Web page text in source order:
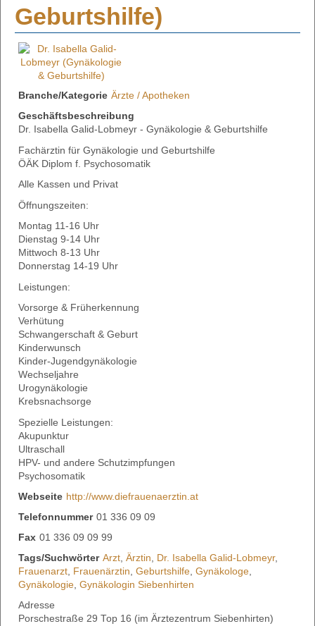
Geburtshilfe)
Branche/Kategorie Ärzte / Apotheken
Geschäftsbeschreibung
Dr. Isabella Galid-Lobmeyr - Gynäkologie & Geburtshilfe
Fachärztin für Gynäkologie und Geburtshilfe
ÖÄK Diplom f. Psychosomatik
Alle Kassen und Privat
Öffnungszeiten:
Montag 11-16 Uhr
Dienstag 9-14 Uhr
Mittwoch 8-13 Uhr
Donnerstag 14-19 Uhr
Leistungen:
Vorsorge & Früherkennung
Verhütung
Schwangerschaft & Geburt
Kinderwunsch
Kinder-Jugendgynäkologie
Wechseljahre
Urogynäkologie
Krebsnachsorge
Spezielle Leistungen:
Akupunktur
Ultraschall
HPV- und andere Schutzimpfungen
Psychosomatik
Webseite http://www.diefrauenaerztin.at
Telefonnummer 01 336 09 09
Fax 01 336 09 09 99
Tags/Suchwörter Arzt, Ärztin, Dr. Isabella Galid-Lobmeyr,
Frauenarzt, Frauenärztin, Geburtshilfe, Gynäkologe,
Gynäkologie, Gynäkologin Siebenhirten
Adresse
Porschestraße 29 Top 16 (im Ärztezentrum Siebenhirten)